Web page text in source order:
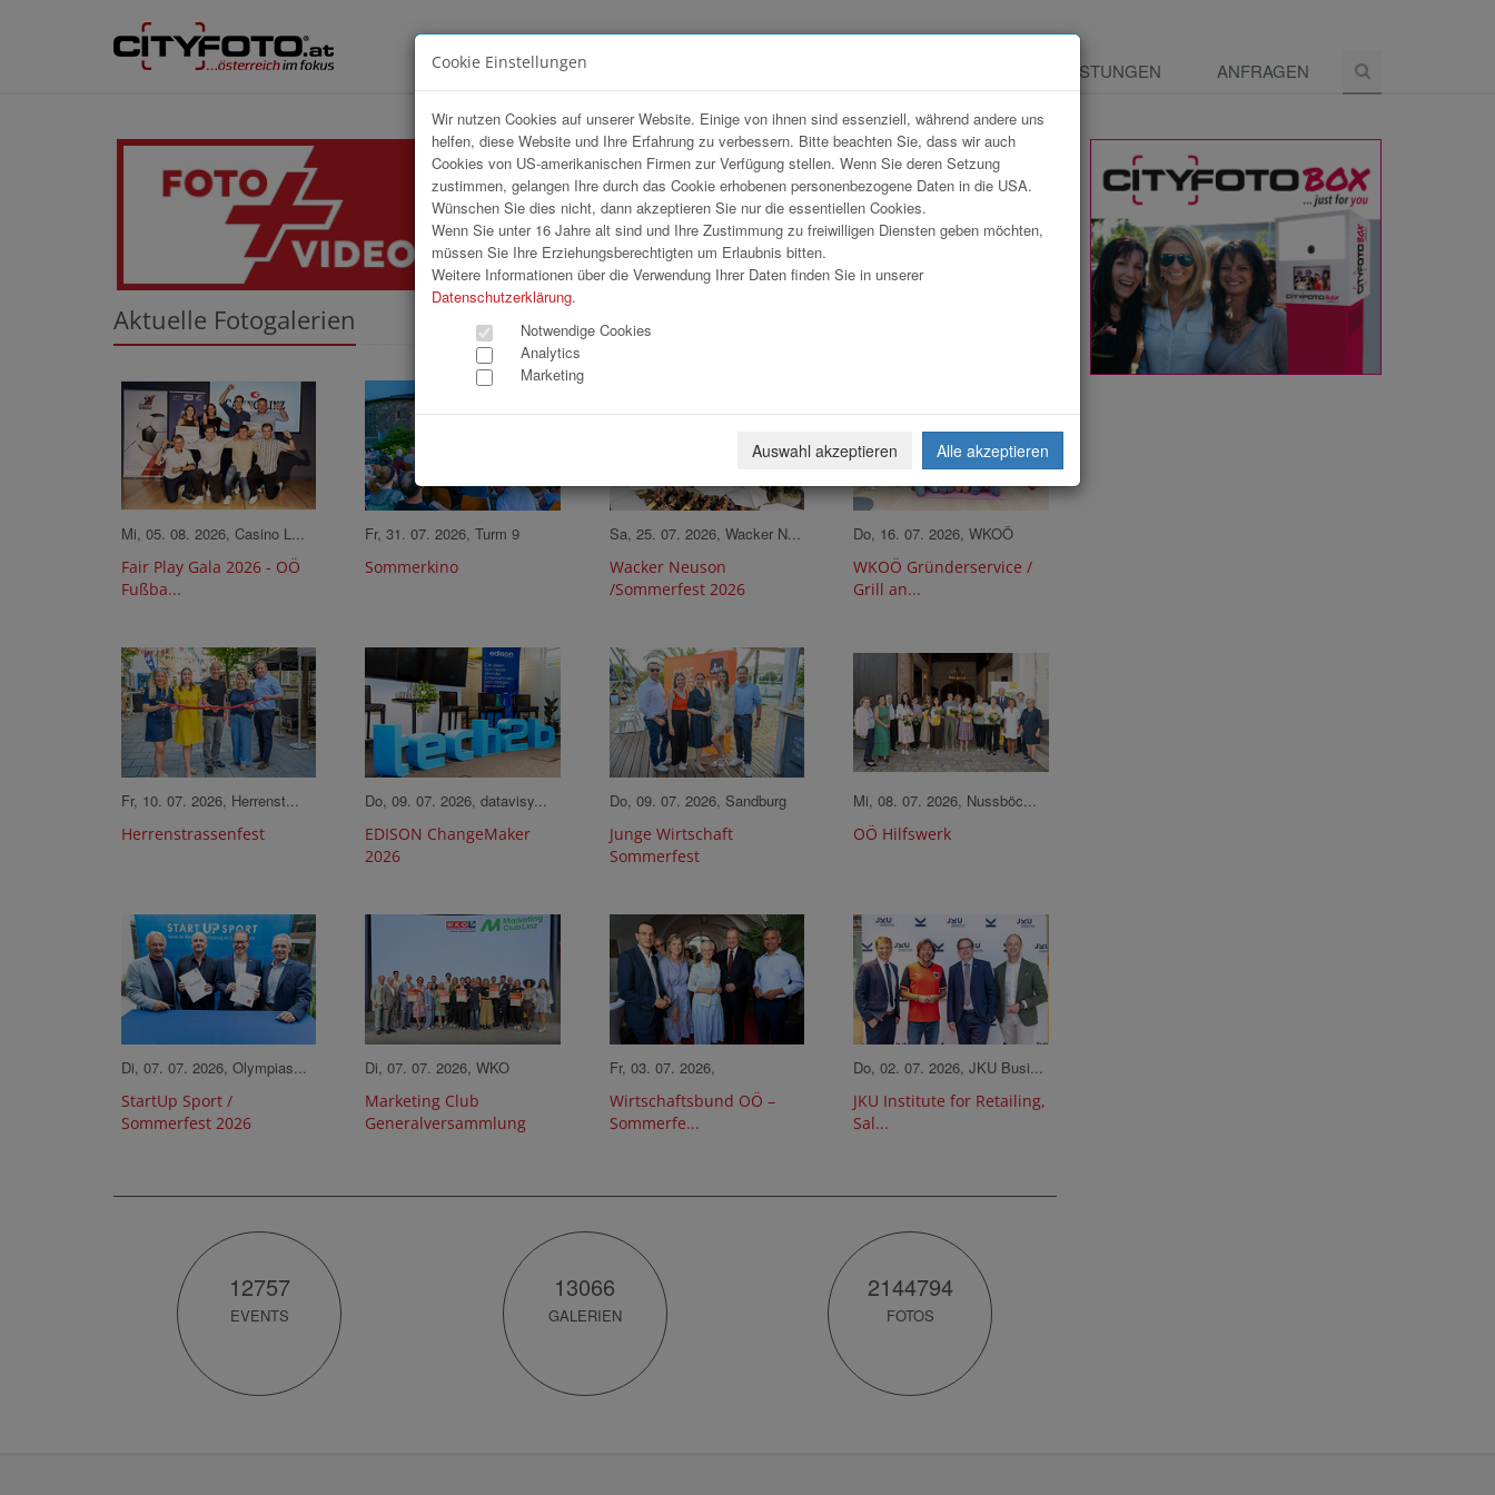
LEISTUNGEN ANFRAGEN
Aktuelle Fotogalerien
Mi, 05. 08. 2026, Casino L...
Fair Play Gala 2026 - OÖ
Fußba...
Fr, 31. 07. 2026, Turm 9
Sommerkino
Sa, 25. 07. 2026, Wacker N...
Wacker Neuson
/Sommerfest 2026
Do, 16. 07. 2026, WKOÖ
WKOÖ Gründerservice /
Grill an...
Fr, 10. 07. 2026, Herrenst...
Herrenstrassenfest
Do, 09. 07. 2026, datavisy...
EDISON ChangeMaker
2026
Do, 09. 07. 2026, Sandburg
Junge Wirtschaft
Sommerfest
Mi, 08. 07. 2026, Nussböc...
OÖ Hilfswerk
Di, 07. 07. 2026, Olympias...
StartUp Sport /
Sommerfest 2026
Di, 07. 07. 2026, WKO
Marketing Club
Generalversammlung
Fr, 03. 07. 2026,
Wirtschaftsbund OÖ –
Sommerfe...
Do, 02. 07. 2026, JKU Busi...
JKU Institute for Retailing,
Sal...
12757
EVENTS
13066
GALERIEN
2144794
FOTOS
Cookie Einstellungen
Wir nutzen Cookies auf unserer Website. Einige von ihnen sind essenziell, während andere uns
helfen, diese Website und Ihre Erfahrung zu verbessern. Bitte beachten Sie, dass wir auch
Cookies von US-amerikanischen Firmen zur Verfügung stellen. Wenn Sie deren Setzung
zustimmen, gelangen Ihre durch das Cookie erhobenen personenbezogene Daten in die USA.
Wünschen Sie dies nicht, dann akzeptieren Sie nur die essentiellen Cookies.
Wenn Sie unter 16 Jahre alt sind und Ihre Zustimmung zu freiwilligen Diensten geben möchten,
müssen Sie Ihre Erziehungsberechtigten um Erlaubnis bitten.
Weitere Informationen über die Verwendung Ihrer Daten finden Sie in unserer
Datenschutzerklärung.
Notwendige Cookies
Analytics
Marketing
Auswahl akzeptieren Alle akzeptieren